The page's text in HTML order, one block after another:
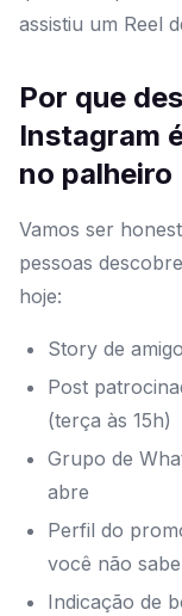
assistiu um Reel
Por que
Instagram
no palheiro
Vamos ser
pessoas
hoje:
Story de
Post
(terça às 15h)
Grupo de
abre
Perfil do
você não
Indicação de